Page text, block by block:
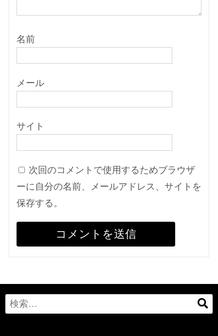
名前
メール
サイト
次回のコメントで使用するためブラウザ
ーに自分の名前、メールアドレス、サイトを
保存する。
Search
for: